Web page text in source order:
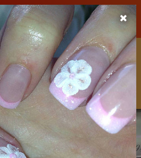
LaCarte sur
Play Store
l'app LaCarte pour suivre vos
et ne rien rater !
Plus tard